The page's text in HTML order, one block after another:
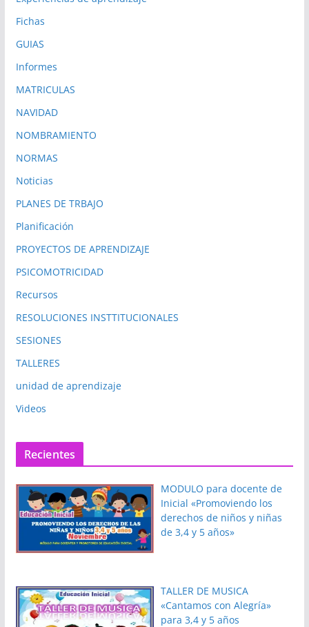
Fichas
GUIAS
Informes
MATRICULAS
NAVIDAD
NOMBRAMIENTO
NORMAS
Noticias
PLANES DE TRBAJO
Planificación
PROYECTOS DE APRENDIZAJE
PSICOMOTRICIDAD
Recursos
RESOLUCIONES INSTTITUCIONALES
SESIONES
TALLERES
unidad de aprendizaje
Videos
Recientes
MODULO para docente de
Inicial «Promoviendo los
derechos de niños y niñas
de 3,4 y 5 años»
TALLER DE MUSICA
«Cantamos con Alegría»
para 3,4 y 5 años